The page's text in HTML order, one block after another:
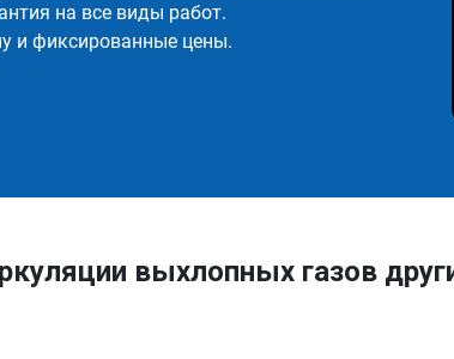
на все виды работ.
и фиксированные цены.
выхлопных газов